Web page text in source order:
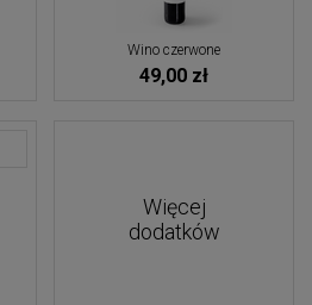
Wino czerwone
49,00 zł
Więcej
dodatków